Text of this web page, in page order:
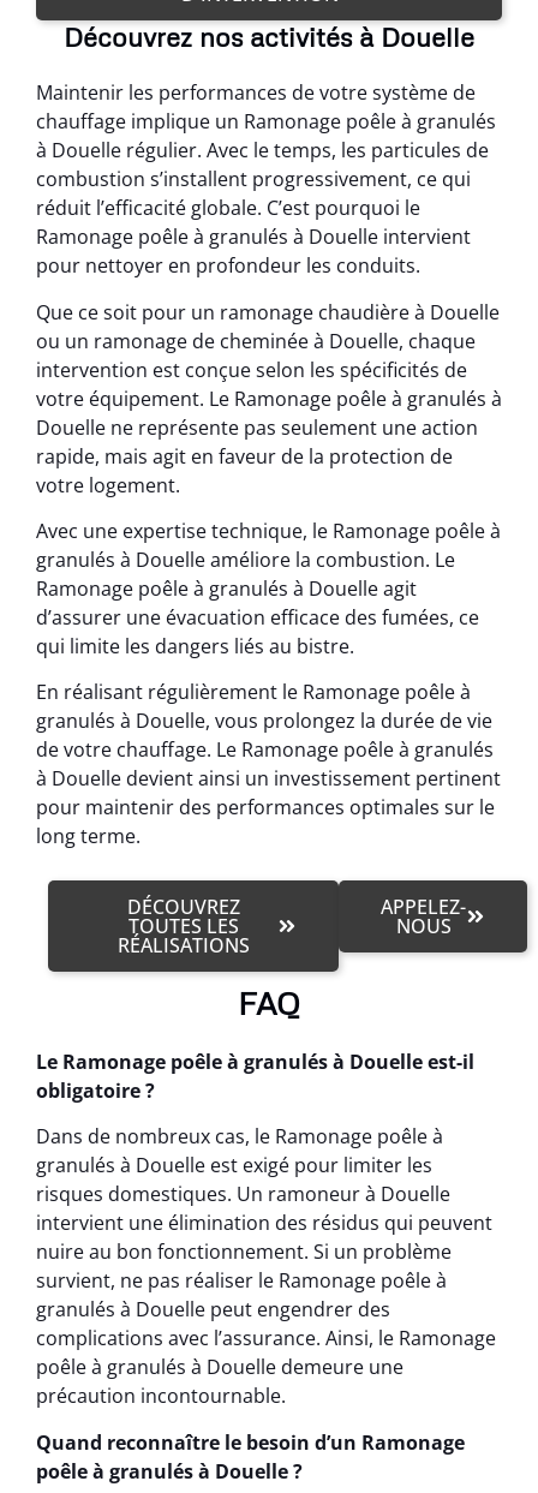
Découvrez nos activités à Douelle
Maintenir les performances de votre système de
chauffage implique un Ramonage poêle à granulés
à Douelle régulier. Avec le temps, les particules de
combustion s’installent progressivement, ce qui
réduit l’efficacité globale. C’est pourquoi le
Ramonage poêle à granulés à Douelle intervient
pour nettoyer en profondeur les conduits.
Que ce soit pour un ramonage chaudière à Douelle
ou un ramonage de cheminée à Douelle, chaque
intervention est conçue selon les spécificités de
votre équipement. Le Ramonage poêle à granulés à
Douelle ne représente pas seulement une action
rapide, mais agit en faveur de la protection de
votre logement.
Avec une expertise technique, le Ramonage poêle à
granulés à Douelle améliore la combustion. Le
Ramonage poêle à granulés à Douelle agit
d’assurer une évacuation efficace des fumées, ce
qui limite les dangers liés au bistre.
En réalisant régulièrement le Ramonage poêle à
granulés à Douelle, vous prolongez la durée de vie
de votre chauffage. Le Ramonage poêle à granulés
à Douelle devient ainsi un investissement pertinent
pour maintenir des performances optimales sur le
long terme.
DÉCOUVREZ
TOUTES LES
RÉALISATIONS
APPELEZ-
NOUS
FAQ
Le Ramonage poêle à granulés à Douelle est-il
obligatoire ?
Dans de nombreux cas, le Ramonage poêle à
granulés à Douelle est exigé pour limiter les
risques domestiques. Un ramoneur à Douelle
intervient une élimination des résidus qui peuvent
nuire au bon fonctionnement. Si un problème
survient, ne pas réaliser le Ramonage poêle à
granulés à Douelle peut engendrer des
complications avec l’assurance. Ainsi, le Ramonage
poêle à granulés à Douelle demeure une
précaution incontournable.
Quand reconnaître le besoin d’un Ramonage
poêle à granulés à Douelle ?